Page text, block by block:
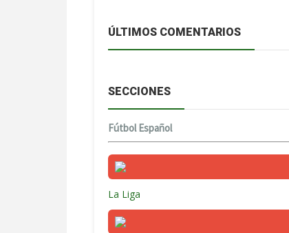
ÚLTIMOS COMENTARIOS
SECCIONES
Fútbol Español
La Liga